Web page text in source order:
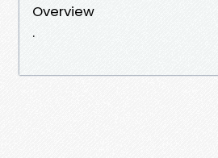
Overview
.